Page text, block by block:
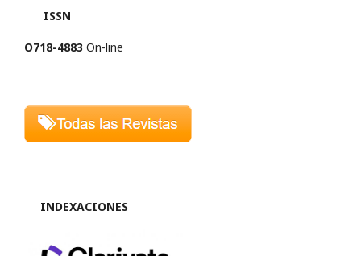
ISSN
O718-4883 On-line
INDEXACIONES